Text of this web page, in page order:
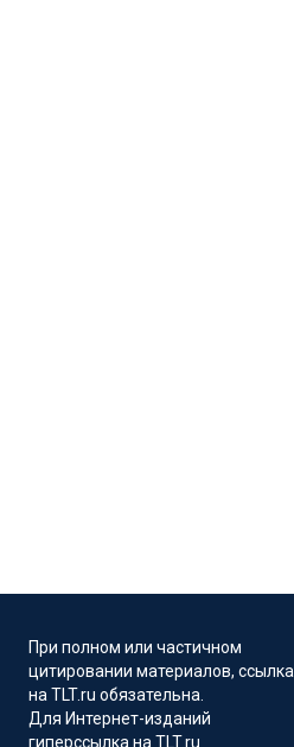
При полном или частичном
цитировании материалов, ссылка
на TLT.ru обязательна.
Для Интернет-изданий
гиперссылка на TLT.ru